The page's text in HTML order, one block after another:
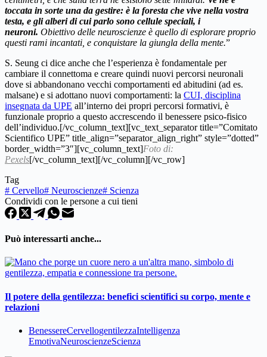
toccata in sorte una da gestire: è la foresta che vive nella vostra
testa, e gli alberi di cui parlo sono cellule speciali, i
neuroni. Obiettivo delle neuroscienze è quello di esplorare proprio
questi rami incantati, e conquistare la giungla della mente.”
S. Seung ci dice anche che l’esperienza è fondamentale per
cambiare il connettoma e creare quindi nuovi percorsi neuronali
dove si abbandonano vecchi comportamenti ed abitudini (ad es.
malsane) e si adottano nuovi comportamenti: la CUI, disciplina
insegnata da UPE all’interno dei propri percorsi formativi, è
funzionale proprio a questo accrescendo il benessere psico-fisico
dell’individuo.[/vc_column_text][vc_text_separator title=”Comitato
Scientifico UPE” title_align=”separator_align_right” style=”dotted”
border_width=”3″][vc_column_text]Foto di:
Pexels[/vc_column_text][/vc_column][/vc_row]
Tag
# Cervello# Neuroscienze# Scienza
Condividi con le persone a cui tieni
Può interessarti anche...
Il potere della gentilezza: benefici scientifici su corpo, mente e
relazioni
BenessereCervellogentilezzaIntelligenza
EmotivaNeuroscienzeScienza